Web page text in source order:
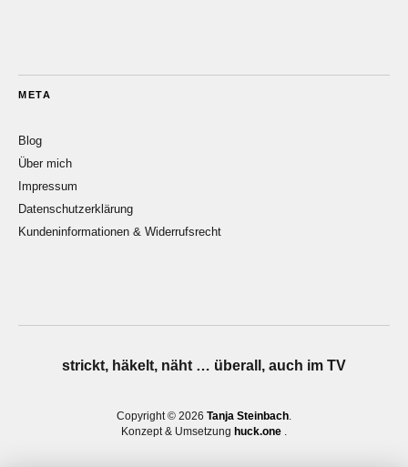
META
Blog
Über mich
Impressum
Datenschutzerklärung
Kundeninformationen & Widerrufsrecht
strickt, häkelt, näht … überall, auch im TV
Copyright © 2026 Tanja Steinbach
Konzept & Umsetzung huck.one